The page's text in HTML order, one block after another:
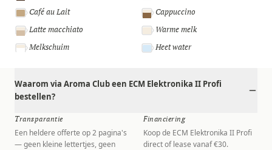
Café au Lait
Cappuccino
Latte macchiato
Warme melk
Melkschuim
Heet water
Waarom via Aroma Club een ECM Elektronika II Profi
bestellen?
Transparantie
Een heldere offerte op 2 pagina's
— geen kleine lettertjes, geen
Financiering
Koop de ECM Elektronika II Profi
direct of lease vanaf €30.